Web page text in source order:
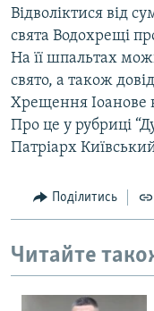
Відволіктися від
свята Водохрещі
На її шпальтах
свято, а також
Хрещення Іоанове
Про це у рубриці
Патріарх
Поділитись
Читайте